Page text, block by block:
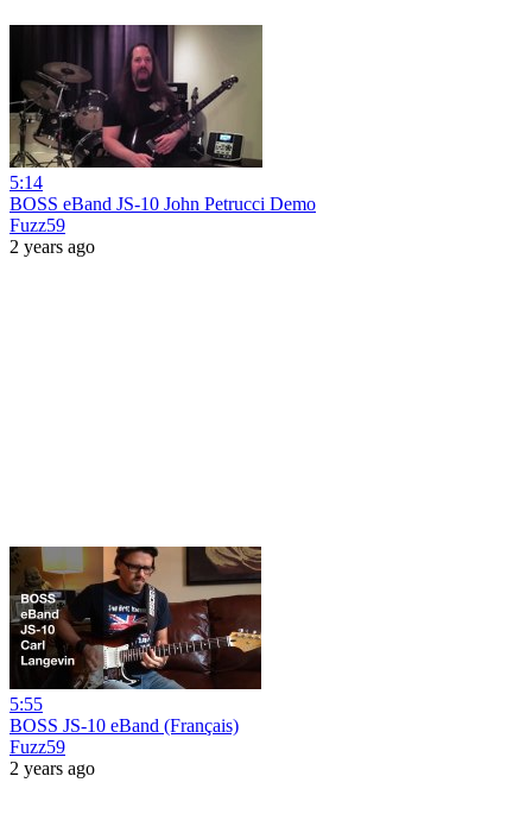
5:14
BOSS eBand JS-10 John Petrucci Demo
Fuzz59
2 years ago
5:55
BOSS JS-10 eBand (Français)
Fuzz59
2 years ago